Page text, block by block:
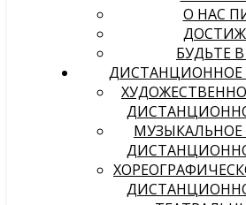
О НАС
БУДЬТЕ
ДИСТАНЦИОННОЕ